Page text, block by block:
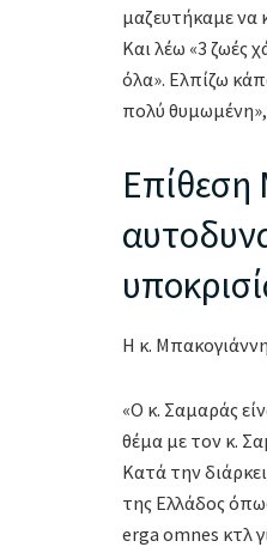
μαζευτήκαμε να
Και λέω «3 ζωές
όλα». Ελπίζω
πολύ θυμωμένη»,
Επίθεση
Η κ.
«Ο κ. Σαμαράς
θέμα με τον κ.
Κατά την
της Ελλάδος
erga omnes κτλ